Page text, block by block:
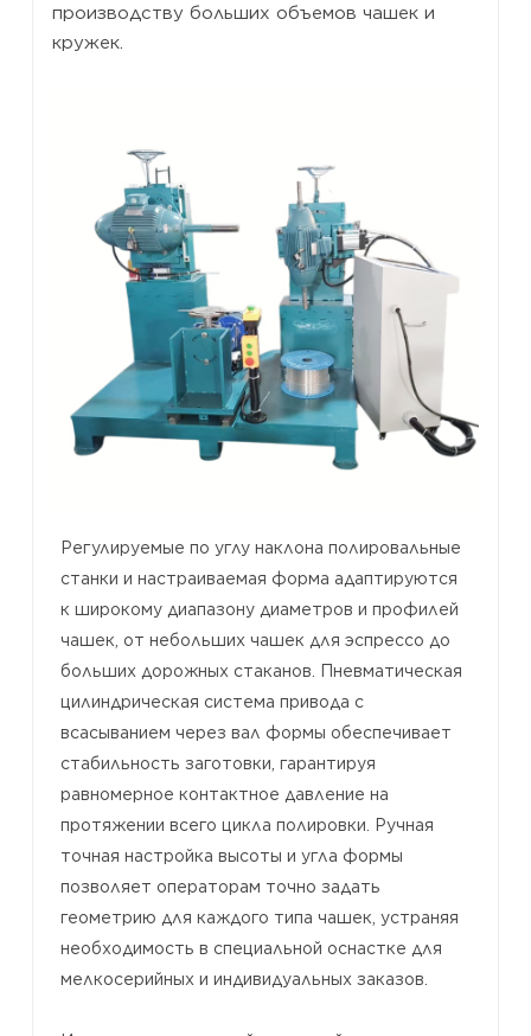
производству больших объемов чашек и
кружек.
Регулируемые по углу наклона полировальные
станки и настраиваемая форма адаптируются
к широкому диапазону диаметров и профилей
чашек, от небольших чашек для эспрессо до
больших дорожных стаканов. Пневматическая
цилиндрическая система привода с
всасыванием через вал формы обеспечивает
стабильность заготовки, гарантируя
равномерное контактное давление на
протяжении всего цикла полировки. Ручная
точная настройка высоты и угла формы
позволяет операторам точно задать
геометрию для каждого типа чашек, устраняя
необходимость в специальной оснастке для
мелкосерийных и индивидуальных заказов.